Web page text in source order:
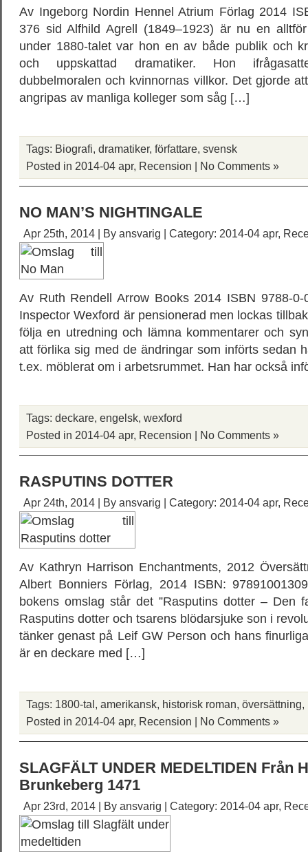
Av Ingeborg Nordin Hennel Atrium Förlag 2014
376 sid Alfhild Agrell (1849–1923) är nu en
under 1880-talet var hon en av både publik och
och uppskattad dramatiker. Hon
dubbelmoralen och kvinnornas villkor. Det gjorde
angripas av manliga kolleger som såg […]
Tags: Biografi, dramatiker, författare, svensk
Posted in 2014-04 apr, Recension | No Comments »
NO MAN’S NIGHTINGALE
Apr 25th, 2014 | By ansvarig | Category: 2014-04 apr,
Av Ruth Rendell Arrow Books 2014 ISBN 9788-0-
Inspector Wexford är pensionerad men lockas
följa en utredning och lämna kommentarer och
att förlika sig med de ändringar som införts sedan
t.ex. möblerat om i arbetsrummet. Han har också
Tags: deckare, engelsk, wexford
Posted in 2014-04 apr, Recension | No Comments »
RASPUTINS DOTTER
Apr 24th, 2014 | By ansvarig | Category: 2014-04 apr,
Av Kathryn Harrison Enchantments, 2012
Albert Bonniers Förlag, 2014 ISBN:
bokens omslag står det ”Rasputins dotter – Den
Rasputins dotter och tsarens blödarsjuke son i
tänker genast på Leif GW Person och hans
är en deckare med […]
Tags: 1800-tal, amerikansk, historisk roman, översättning,
Posted in 2014-04 apr, Recension | No Comments »
SLAGFÄLT UNDER MEDELTIDEN Från
Brunkeberg 1471
Apr 23rd, 2014 | By ansvarig | Category: 2014-04 apr,